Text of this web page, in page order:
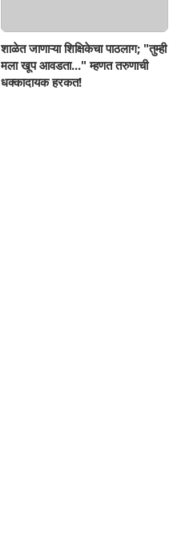
शाळेत जाणाऱ्या शिक्षिकेचा पाठलाग; "तुम्ही
मला खूप आवडता..." म्हणत तरुणाची
धक्कादायक हरकत!